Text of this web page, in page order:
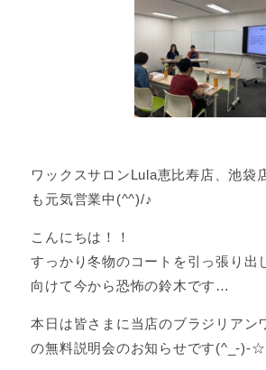
ワックスサロンLula恵比寿店、池袋
も元気営業中(^^)/♪
こんにちは！！
すっかり冬物のコートを引っ張り出
向けて今から恐怖の鈴木です…
本日は皆さまに当店のブラジリアン
の無料説明会のお知らせです(^_-)-☆